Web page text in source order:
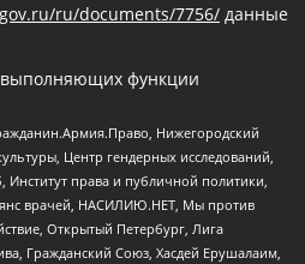
ru/documents/7756/ данные
функции
Нижегородский
Центр гендерных исследований,
права и публичной политики,
врачей, НАСИЛИЮ.НЕТ, Мы против
Открытый Петербург, Лига
Гражданский Союз, Хасдей Ерушалаим,